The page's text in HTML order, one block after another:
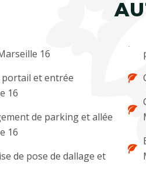
16
portail et entrée
16
de parking et allée
16
de pose de dallage et